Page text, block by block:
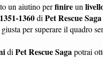
un aiutino perfinireun
1360di Pet Rescue Saga
per superare il quadro
di Pet Rescue Sagapotrai